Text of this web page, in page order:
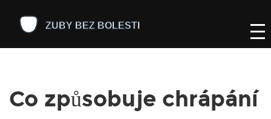
Co způsobuje chrápání